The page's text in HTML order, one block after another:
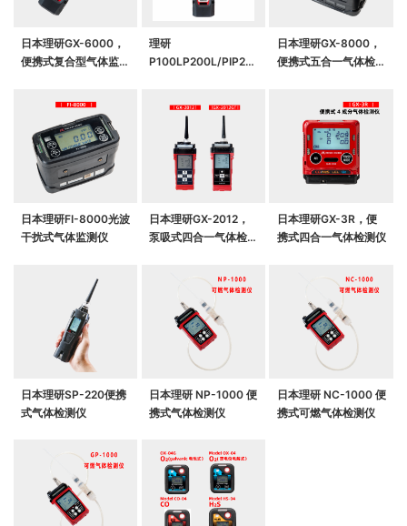
日本理研GX-6000，
便携式复合型气体监测
理研
P100LP200L/PIP2L
日本理研GX-8000，
便携式五合一气体检测
日本理研FI-8000光波
干扰式气体监测仪
日本理研GX-2012，
泵吸式四合一气体检测
日本理研GX-3R，便
携式四合一气体检测仪
日本理研SP-220便携
式气体检测仪
日本理研 NP-1000 便
携式气体检测仪
日本理研 NC-1000 便
携式可燃气体检测仪